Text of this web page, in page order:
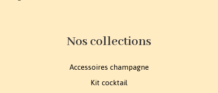
Nos collections
Accessoires champagne
Kit cocktail